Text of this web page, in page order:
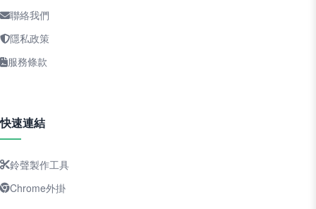
聯絡我們
隱私政策
服務條款
快速連結
鈴聲製作工具
Chrome外掛